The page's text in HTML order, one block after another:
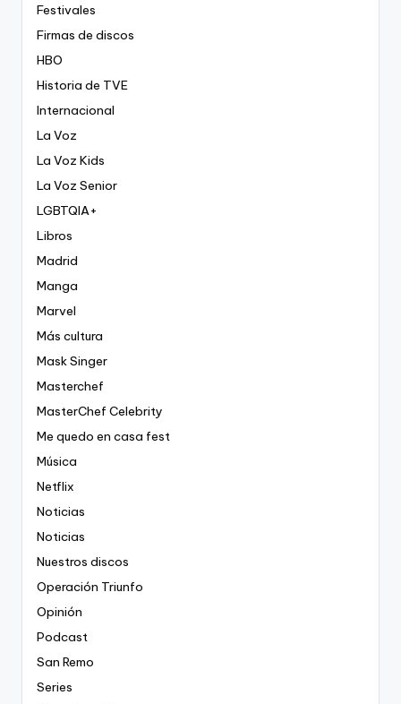
Festivales
Firmas de discos
HBO
Historia de TVE
Internacional
La Voz
La Voz Kids
La Voz Senior
LGBTQIA+
Libros
Madrid
Manga
Marvel
Más cultura
Mask Singer
Masterchef
MasterChef Celebrity
Me quedo en casa fest
Música
Netflix
Noticias
Noticias
Nuestros discos
Operación Triunfo
Opinión
Podcast
San Remo
Series